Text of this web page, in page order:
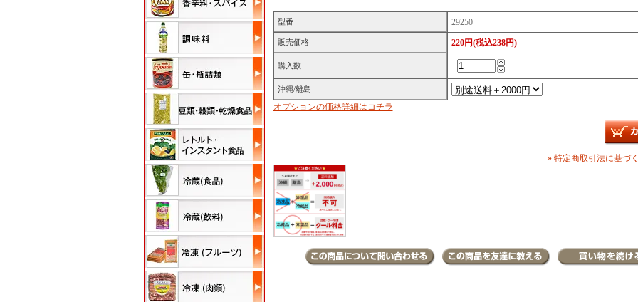
型番 29250
販売価格 220円(税込238円)
購入数
沖縄/離島
オプションの価格詳細はコチラ
» 特定商取引法に基づ